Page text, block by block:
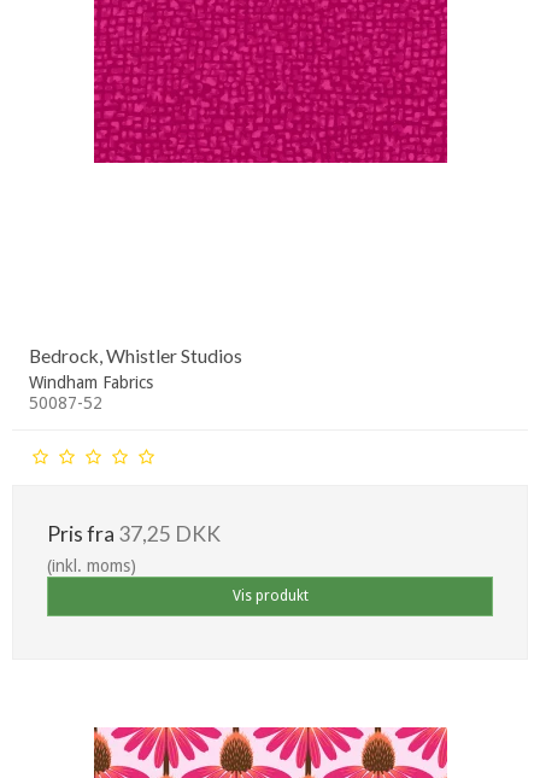
Bedrock, Whistler Studios
Windham Fabrics
50087-52
Pris fra 37,25 DKK
(inkl. moms)
Vis produkt